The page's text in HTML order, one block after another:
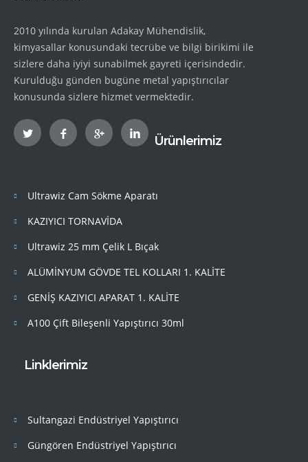
2010 yılında kurulan Adakay Mühendislik,
kimyasallar konusundaki tecrübe ve bilgi birikimi ile
sizlere daha iyiyi sunabilmek gayreti içerisindedir.
Kurulduğu günden bugüne metal yapıştırıcılar
konusunda sizlere hizmet vermektedir.
Ürünlerimiz
Ultrawiz Cam Sökme Aparatı
KAZIYICI TORNAVİDA
Ultrawiz 25 mm Çelik L Bıçak
ALÜMİNYUM GÖVDE TEL KOLLARI 1. KALİTE
GENİŞ KAZIYICI APARAT 1. KALİTE
A100 Çift Bileşenli Yapıştırıcı 30ml
Linklerimiz
Sultangazi Endüstriyel Yapıştırıcı
Güngören Endüstriyel Yapıştırıcı